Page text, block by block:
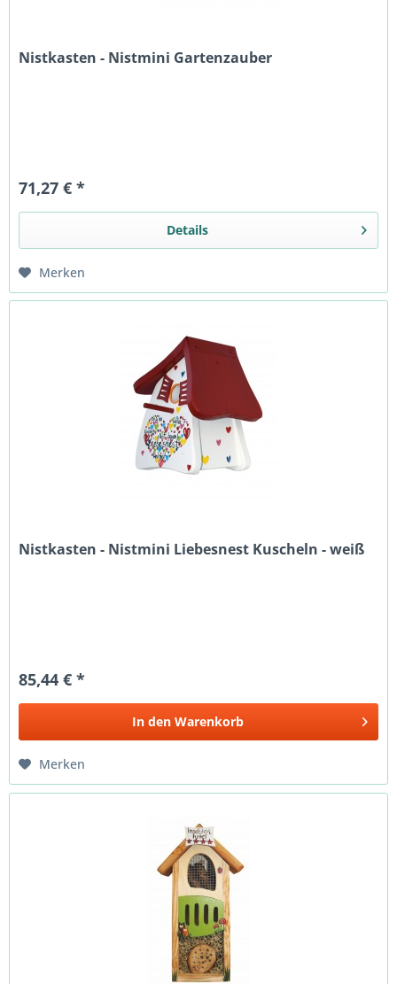
Nistkasten - Nistmini Gartenzauber
71,27 € *
Details
Merken
Nistkasten - Nistmini Liebesnest Kuscheln - weiß
85,44 € *
In den Warenkorb
Merken